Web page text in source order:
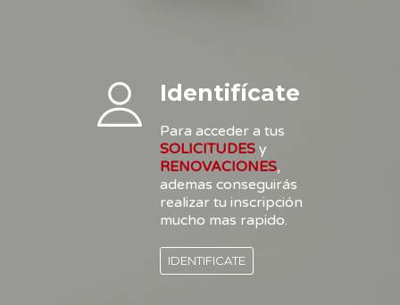
Identifícate
Para acceder a tus
SOLICITUDES y
RENOVACIONES,
ademas conseguirás
realizar tu inscripción
mucho mas rapido.
IDENTIFICATE